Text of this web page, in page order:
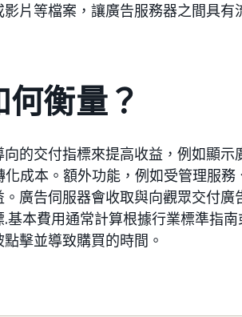
片等檔案，讓廣告服務器之間具有
衡量？
的交付指標來提高收益，例如顯示
化成本。額外功能，例如受管理服
廣告伺服器會收取與向觀眾交付廣
基本費用通常計算根據行業標準指
擊並導致購買的時間。